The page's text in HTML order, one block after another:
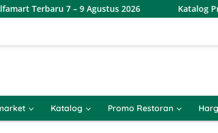
Terbaru 7 – 9 Agustus 2026 Katalog
Katalog Promo Restoran